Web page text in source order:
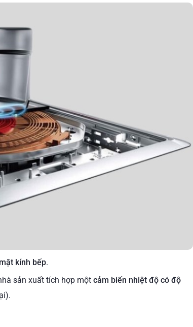
kính bếp.
sản xuất tích hợp một cảm biến nhiệt độ có độ